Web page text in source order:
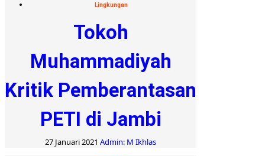
Lingkungan
Tokoh
Muhammadiyah
Kritik Pemberantasan
PETI di Jambi
27 Januari 2021 Admin: M Ikhlas